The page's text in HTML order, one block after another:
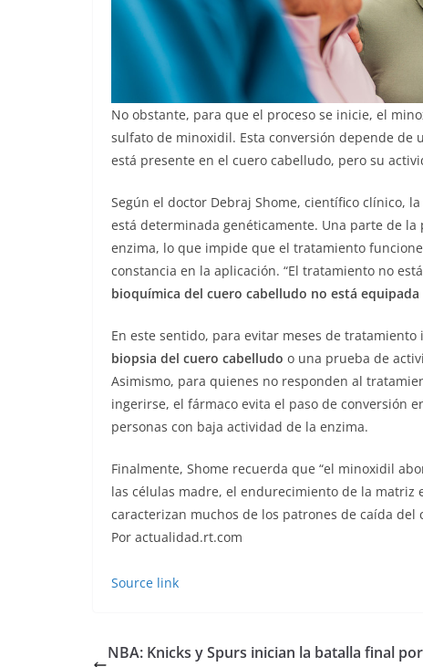
No obstante, para que el proceso se inicie, el
sulfato de minoxidil. Esta conversión depende de
está presente en el cuero cabelludo, pero su
Según el doctor Debraj Shome, científico clínico,
está determinada genéticamente. Una parte de
enzima, lo que impide que el tratamiento
constancia en la aplicación. “El tratamiento no
bioquímica del cuero cabelludo no está
En este sentido, para evitar meses de
biopsia del cuero cabelludo o una prueba de
Asimismo, para quienes no responden al
ingerirse, el fármaco evita el paso de conversión
personas con baja actividad de la enzima.
Finalmente, Shome recuerda que “el minoxidil
las células madre, el endurecimiento de la
caracterizan muchos de los patrones de caída del
Por actualidad.rt.com
Source link
NBA: Knicks y Spurs inician la batalla final